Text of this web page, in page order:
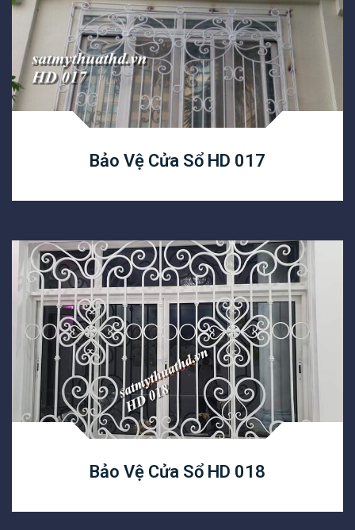
Bảo Vệ Cửa Sổ HD 017
Bảo Vệ Cửa Sổ HD 018